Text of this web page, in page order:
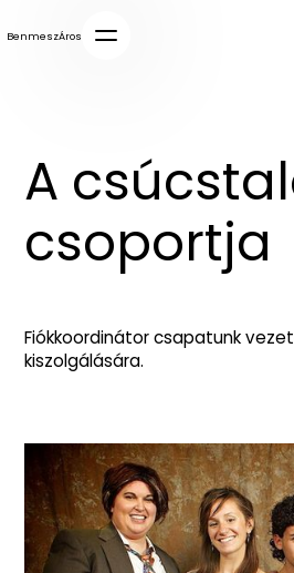
BenmeszÁros
A
csoportja
Fiókkoordinátor csapatunk
kiszolgálására.